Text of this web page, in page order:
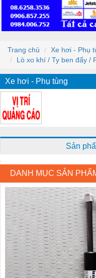
Trang chủ
Xe hơi - Phụ
Lò xo khí / Ty ben đẩy /
Xe hơi - Phụ tùng
Sản
DANH MỤC SẢN